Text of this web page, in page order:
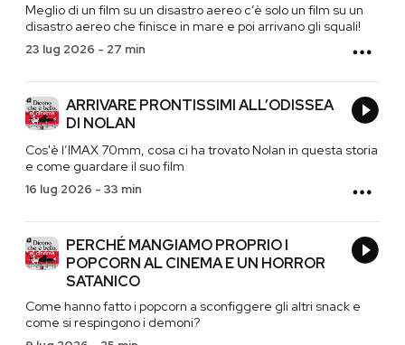
Meglio di un film su un disastro aereo c’è solo un film su un
disastro aereo che finisce in mare e poi arrivano gli squali!
23 lug 2026 - 27 min
ARRIVARE PRONTISSIMI ALL’ODISSEA
DI NOLAN
Cos'è l’IMAX 70mm, cosa ci ha trovato Nolan in questa storia
e come guardare il suo film
16 lug 2026 - 33 min
PERCHÉ MANGIAMO PROPRIO I
POPCORN AL CINEMA E UN HORROR
SATANICO
Come hanno fatto i popcorn a sconfiggere gli altri snack e
come si respingono i demoni?